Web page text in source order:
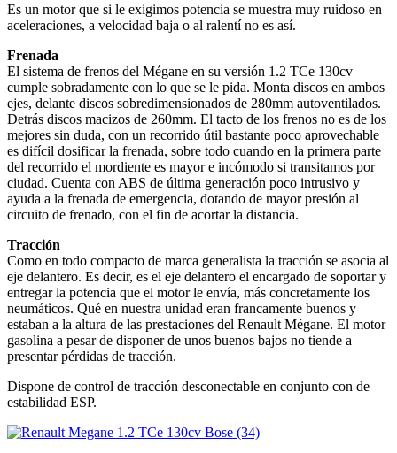
Es un motor que si le exigimos potencia se muestra muy ruidoso en
aceleraciones, a velocidad baja o al ralentí no es así.
Frenada
El sistema de frenos del Mégane en su versión 1.2 TCe 130cv
cumple sobradamente con lo que se le pida. Monta discos en ambos
ejes, delante discos sobredimensionados de 280mm autoventilados.
Detrás discos macizos de 260mm. El tacto de los frenos no es de los
mejores sin duda, con un recorrido útil bastante poco aprovechable
es difícil dosificar la frenada, sobre todo cuando en la primera parte
del recorrido el mordiente es mayor e incómodo si transitamos por
ciudad. Cuenta con ABS de última generación poco intrusivo y
ayuda a la frenada de emergencia, dotando de mayor presión al
circuito de frenado, con el fin de acortar la distancia.
Tracción
Como en todo compacto de marca generalista la tracción se asocia al
eje delantero. Es decir, es el eje delantero el encargado de soportar y
entregar la potencia que el motor le envía, más concretamente los
neumáticos. Qué en nuestra unidad eran francamente buenos y
estaban a la altura de las prestaciones del Renault Mégane. El motor
gasolina a pesar de disponer de unos buenos bajos no tiende a
presentar pérdidas de tracción.
Dispone de control de tracción desconectable en conjunto con de
estabilidad ESP.